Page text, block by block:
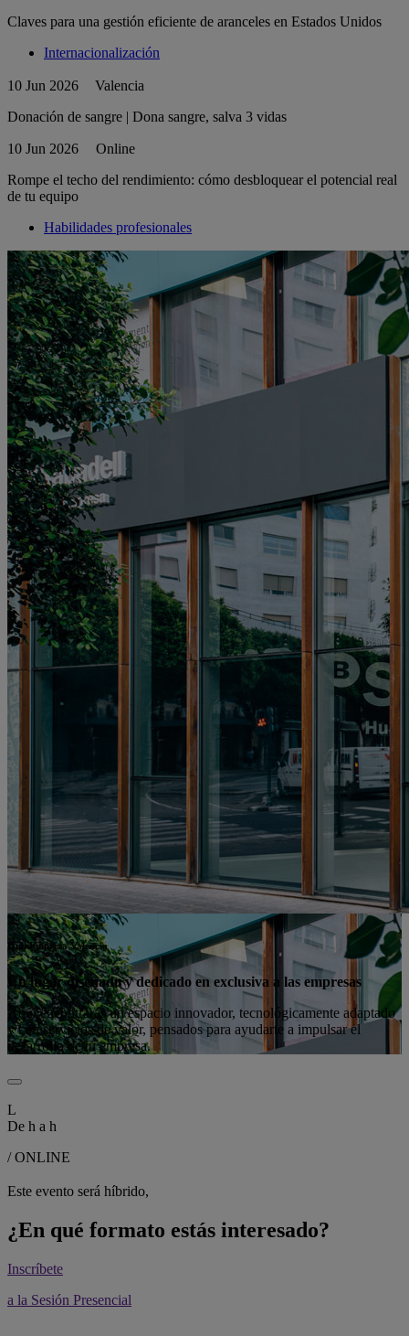
Claves para una gestión eficiente de aranceles en Estados Unidos
Internacionalización
10 Jun 2026
Valencia
Donación de sangre | Dona sangre, salva 3 vidas
10 Jun 2026
Online
Rompe el techo del rendimiento: cómo desbloquear el potencial real
de tu equipo
Habilidades profesionales
Hub Empresa Valencia
Un lugar diseñado y dedicado en exclusiva a las empresas
Aquí encontrarás un espacio innovador, tecnológicamente adaptado
y con servicios de valor, pensados para ayudarte a impulsar el
desarrollo de tu empresa.
L
De h a h
/ ONLINE
Este evento será híbrido,
¿En qué formato estás interesado?
Inscríbete
a la Sesión Presencial